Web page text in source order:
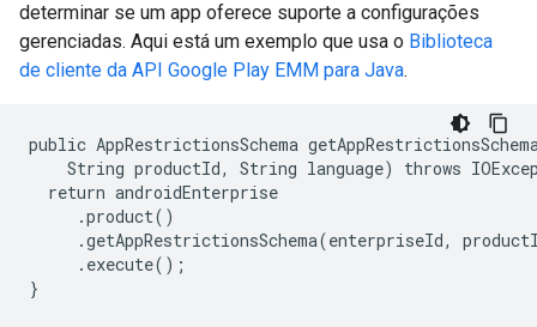
determinar se um app oferece suporte a configurações
gerenciadas. Aqui está um exemplo que usa o Biblioteca
de cliente da API Google Play EMM para Java.
public AppRestrictionsSchema
String productId, String language) throws
  return androidEnterprise
     .product()
.getAppRestrictionsSchema(enterpriseId,
     .execute();